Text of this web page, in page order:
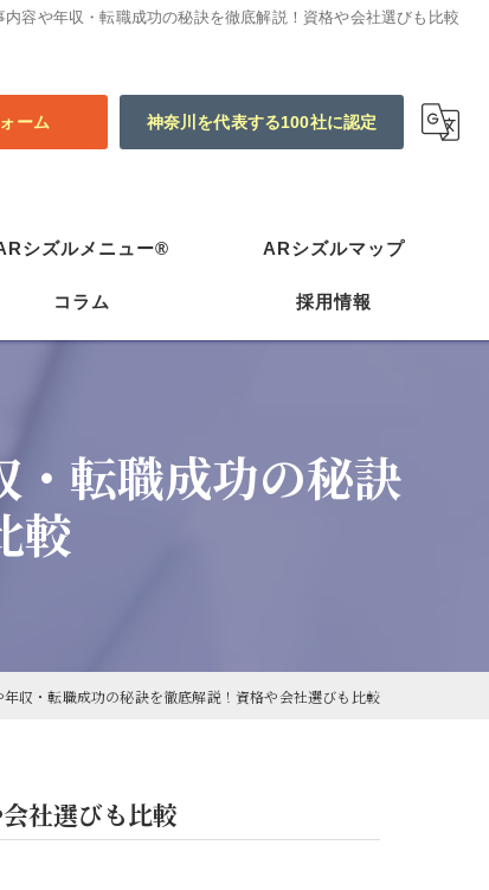
容や年収・転職成功の秘訣を徹底解説！資格や会社選びも比較
ーム 神奈川を代表する100社に認定
シズルメニュー® ARシズルマップ
コラム 採用情報
・転職成功の秘訣
較
収・転職成功の秘訣を徹底解説！資格や会社選びも比較
社選びも比較